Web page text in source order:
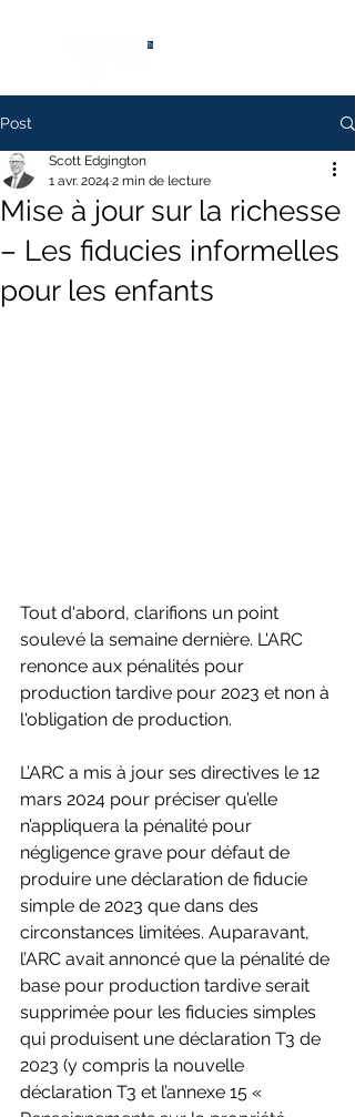
®
Post
Mise à jour sur la richesse
– Les fiducies informelles
pour les enfants
Scott Edgington
1 avr. 2024 2 min de lecture
Tout d'abord, clarifions un point
soulevé la semaine dernière. L'ARC
renonce aux pénalités pour
production tardive pour 2023 et non à
l'obligation de production.
L’ARC a mis à jour ses directives le 12
mars 2024 pour préciser qu’elle
n’appliquera la pénalité pour
négligence grave pour défaut de
produire une déclaration de fiducie
simple de 2023 que dans des
circonstances limitées. Auparavant,
l’ARC avait annoncé que la pénalité de
base pour production tardive serait
supprimée pour les fiducies simples
qui produisent une déclaration T3 de
2023 (y compris la nouvelle
déclaration T3 et l’annexe 15 «